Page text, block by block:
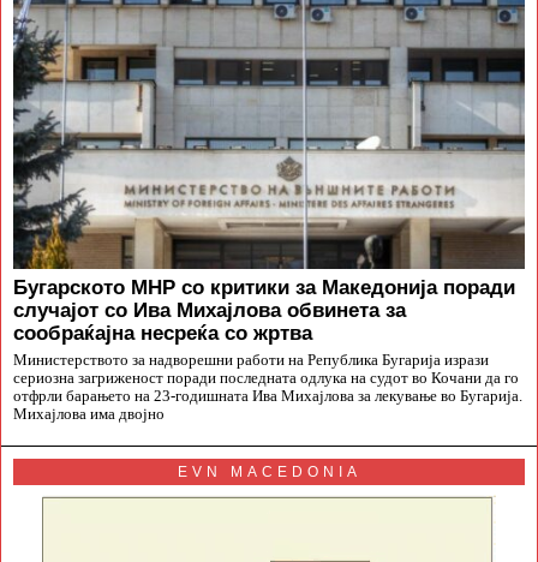
Бугарското МНР со критики за Македонија поради
случајот со Ива Михајлова обвинета за
сообраќајна несреќа со жртва
Министерството за надворешни работи на Република Бугарија изрази
сериозна загриженост поради последната одлука на судот во Кочани да го
отфрли барањето на 23-годишната Ива Михајлова за лекување во Бугарија.
Михајлова има двојно
EVN MACEDONIA